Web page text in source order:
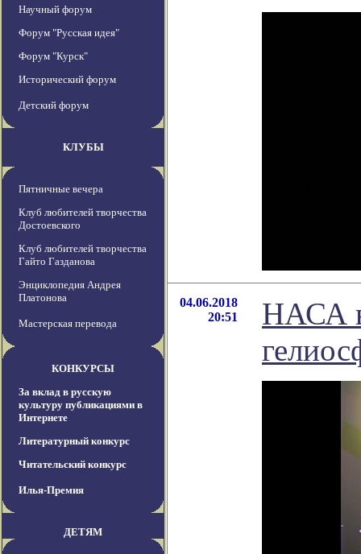
Научный форум
Форум "Русская идея"
Форум "Курск"
Исторический форум
Детский форум
КЛУБЫ
Пятничные вечера
Клуб любителей творчества
Достоевского
Клуб любителей творчества
Гайто Газданова
Энциклопедия Андрея
Платонова
Мастерская перевода
КОНКУРСЫ
За вклад в русскую
культуру публикациями в
Интернете
Литературный конкурс
Читательский конкурс
Илья-Премия
ДЕТЯМ
04.06.2018
20:51
НАСА